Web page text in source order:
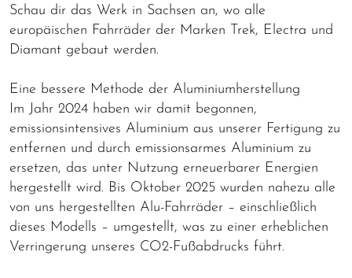
Schau dir das Werk in Sachsen an, wo alle
europäischen Fahrräder der Marken Trek, Electra und
Diamant gebaut werden.
Eine bessere Methode der Aluminiumherstellung
Im Jahr 2024 haben wir damit begonnen,
emissionsintensives Aluminium aus unserer Fertigung zu
entfernen und durch emissionsarmes Aluminium zu
ersetzen, das unter Nutzung erneuerbarer Energien
hergestellt wird. Bis Oktober 2025 wurden nahezu alle
von uns hergestellten Alu-Fahrräder – einschließlich
dieses Modells – umgestellt, was zu einer erheblichen
Verringerung unseres CO2-Fußabdrucks führt.